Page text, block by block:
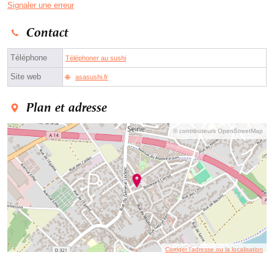
Signaler une erreur
Contact
Téléphone Téléphoner au sushi
Site web asasushi.fr
Plan et adresse
© contributeurs OpenStreetMap
Corriger l’adresse ou la localisation